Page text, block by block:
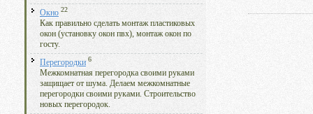
Окно 22
Как правильно сделать монтаж пластиковых
окон (установку окон пвх), монтаж окон по
госту.
Перегородки 6
Межкомнатная перегородка своими руками
защищает от шума. Делаем межкомнатные
перегородки своими руками. Строительство
новых перегородок.